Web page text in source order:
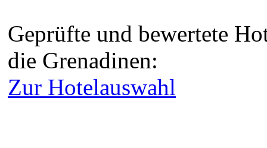
Geprüfte und bewertete
die Grenadinen:
Zur Hotelauswahl